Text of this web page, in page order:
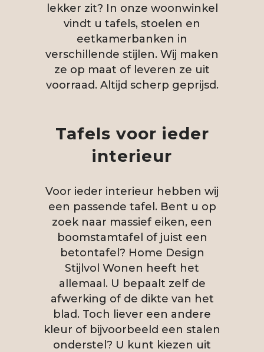
lekker zit? In onze woonwinkel
vindt u tafels, stoelen en
eetkamerbanken in
verschillende stijlen. Wij maken
ze op maat of leveren ze uit
voorraad. Altijd scherp geprijsd.
Tafels voor ieder
interieur
Voor ieder interieur hebben wij
een passende tafel. Bent u op
zoek naar massief eiken, een
boomstamtafel of juist een
betontafel? Home Design
Stijlvol Wonen heeft het
allemaal. U bepaalt zelf de
afwerking of de dikte van het
blad. Toch liever een andere
kleur of bijvoorbeeld een stalen
onderstel? U kunt kiezen uit